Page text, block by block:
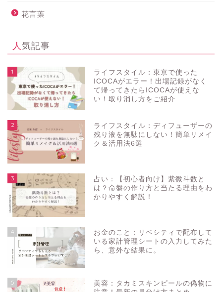
花言葉
人気記事
1
ライフスタイル：東京で使った
ICOCAがエラー！出場記録がなく
て帰ってきたらICOCAが使えな
い！取り消し方をご紹介
2
ライフスタイル：ディフューザーの
残り液を無駄にしない！簡単リメイ
ク＆活用法6選
3
占い：【初心者向け】紫微斗数と
は？命盤の作り方と当たる理由をわ
かりやすく解説！
4
お金のこと：リベシティで配布して
いる家計管理シートの入力してみた
ら、意外な結果に。
5
美容：タカミスキンピールの偽物に